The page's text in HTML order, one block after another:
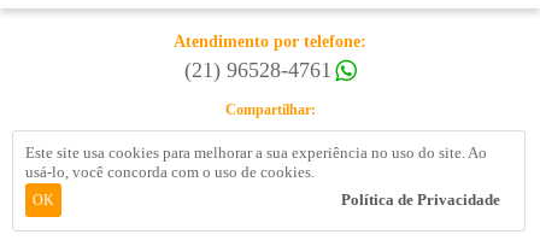
Atendimento por telefone:
(21) 96528-4761
Compartilhar:
Este site usa cookies para melhorar a sua experiência no uso do site. Ao
usá-lo, você concorda com o uso de cookies.
OK Política de Privacidade